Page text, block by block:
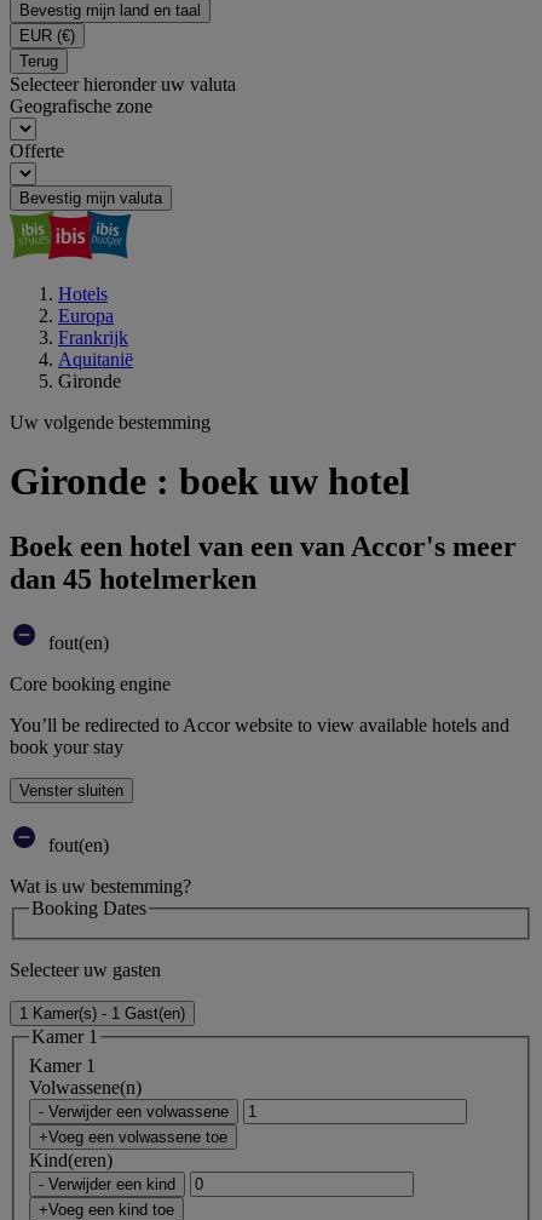
Bevestig mijn land en taal
EUR (€)
Terug
Selecteer hieronder uw valuta
Geografische zone
Offerte
Bevestig mijn valuta
Hotels
Europa
Frankrijk
Aquitanië
Gironde
Uw volgende bestemming
Gironde : boek uw hotel
Boek een hotel van een van Accor's meer
dan 45 hotelmerken
fout(en)
Core booking engine
You’ll be redirected to Accor website to view available hotels and
book your stay
Venster sluiten
fout(en)
Wat is uw bestemming?
Booking Dates
Selecteer uw gasten
1 Kamer(s) - 1 Gast(en)
Kamer 1
Kamer 1
Volwassene(n)
- Verwijder een volwassene
+Voeg een volwassene toe
Kind(eren)
- Verwijder een kind
+Voeg een kind toe